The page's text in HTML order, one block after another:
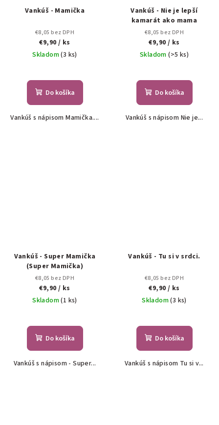
Vankúš - Mamička
€8,05 bez DPH
€9,90 / ks
Skladom(3 ks)
Do košíka
Vankúš s nápisom Mamička....
Vankúš - Nie je lepší
kamarát ako mama
€8,05 bez DPH
€9,90 / ks
Skladom(>5 ks)
Do košíka
Vankúš s nápisom Nie je...
Vankúš - Super Mamička
(Super Mamička)
€8,05 bez DPH
€9,90 / ks
Skladom(1 ks)
Do košíka
Vankúš s nápisom - Super...
Vankúš - Tu si v srdci.
€8,05 bez DPH
€9,90 / ks
Skladom(3 ks)
Do košíka
Vankúš s nápisom Tu si v...